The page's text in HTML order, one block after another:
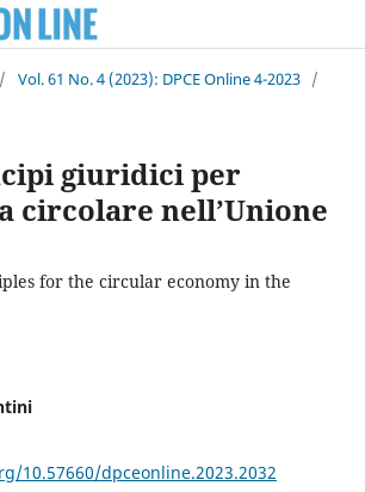
/ Vol. 61 No. 4 (2023): DPCE Online 4-2023 /
giuridici per
circolare nell’Unione
for the circular economy in the
10.57660/dpceonline.2023.2032